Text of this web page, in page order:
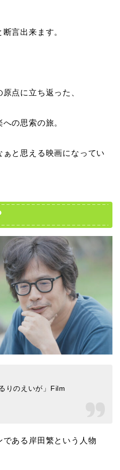
言出来ます。
点に立ち返った、
の思索の旅。
と思える映画になってい
りのえいが」Film
である岸田繁という人物